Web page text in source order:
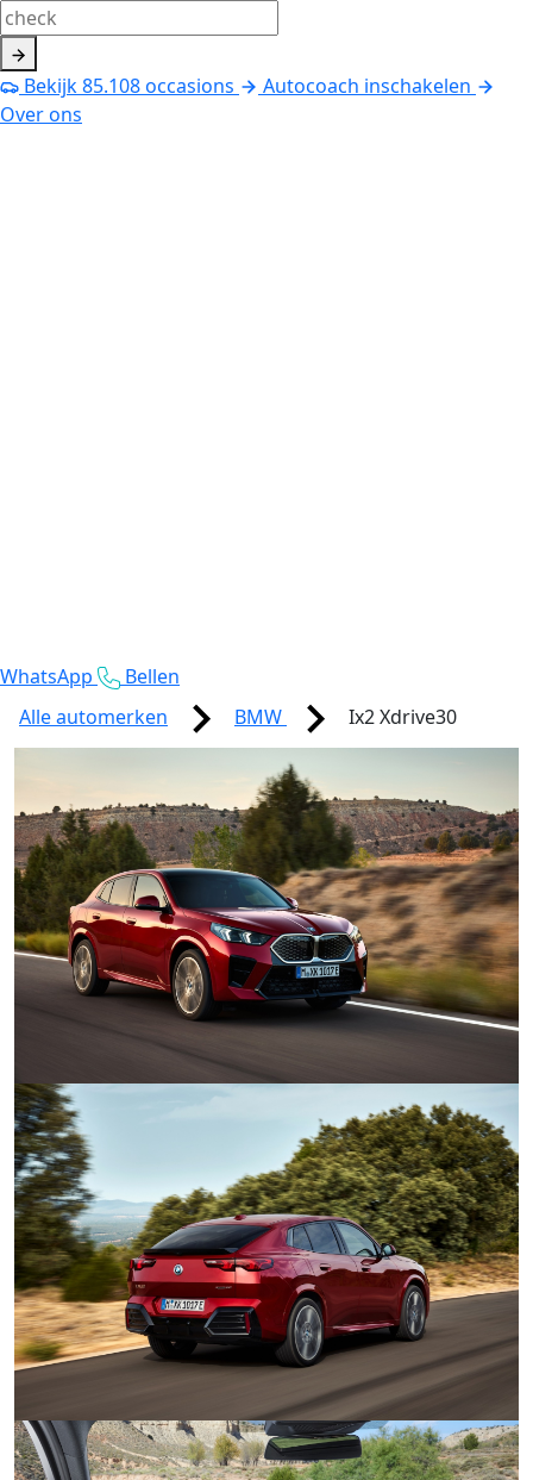
Bekijk85.108occasions
Autocoach inschakelen
Over ons
WhatsApp
Bellen
Alle automerken
BMW Ix2 Xdrive30